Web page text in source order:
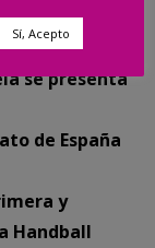
se presenta
de España
y
Handball
Sí, Acepto